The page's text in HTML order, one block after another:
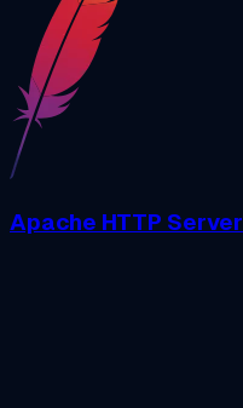
Apache HTTP Server